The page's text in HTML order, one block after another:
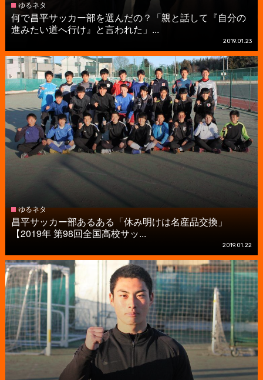
ゆるネタ
何で昌平サッカー部を選んだの？「親と話して『自分の
進みたい道へ行け』と言われた」...
2019.01.23
ゆるネタ
昌平サッカー部あるある「休み明けは名産品交換」
【2019年 第98回全国高校サッ...
2019.01.22